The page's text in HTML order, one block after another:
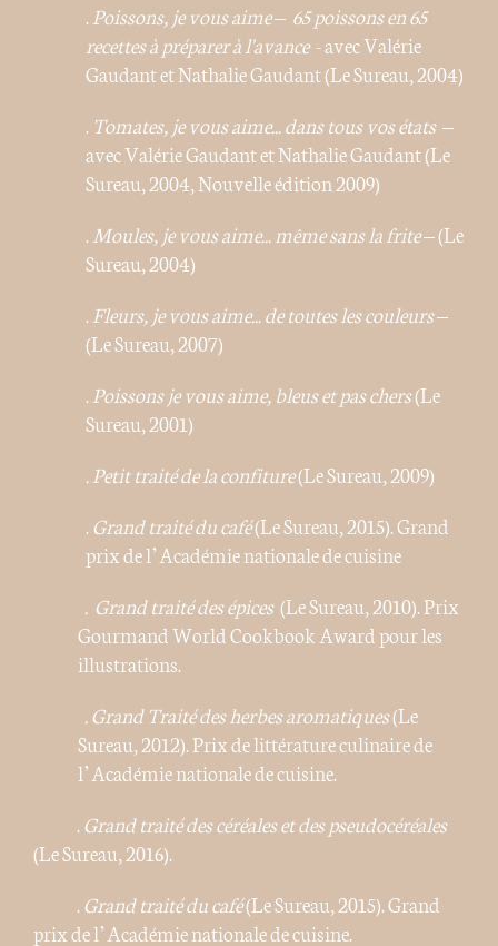
.Poissons, je vous aime – 65 poissons en 65
recettes à préparer à l'avance- avec Valérie
Gaudant et Nathalie Gaudant (Le Sureau, 2004)
. Tomates, je vous aime... dans tous vos états–
avec Valérie Gaudant et Nathalie Gaudant (Le
Sureau, 2004, Nouvelle édition 2009)
.Moules, je vous aime... même sans la frite– (Le
Sureau, 2004)
.Fleurs, je vous aime... de toutes les couleurs–
(Le Sureau, 2007)
.Poissons je vous aime, bleus et pas chers(Le
Sureau, 2001)
. Petit traité de la confiture(Le Sureau, 2009)
.Grand traité du café(Le Sureau, 2015). Grand
prix de l’Académie nationale de cuisine
. Grand traité des épices(Le Sureau, 2010). Prix
Gourmand World Cookbook Award pour les
illustrations.
. Grand Traité des herbes aromatiques(Le
Sureau, 2012). Prix de littérature culinaire de
l’Académie nationale de cuisine.
.Grand traité des céréales et des pseudocéréales
(Le Sureau, 2016).
.Grand traité du café(Le Sureau, 2015). Grand
prix de l’Académie nationale de cuisine.